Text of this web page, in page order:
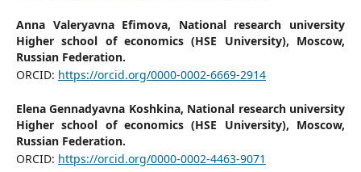
Anna Valeryavna Efimova, National research university
Higher school of economics (HSE University), Moscow,
Russian Federation.
ORCID: https://orcid.org/0000-0002-6669-2914
Elena Gennadyavna Koshkina, National research university
Higher school of economics (HSE University), Moscow,
Russian Federation.
ORCID: https://orcid.org/0000-0002-4463-9071